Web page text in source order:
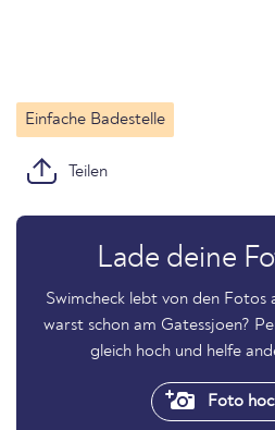
Einfache Badestelle
Teilen
Lade deine
Swimcheck lebt von den Fotos
warst schon am Gatessjoen?
gleich hoch und helfe
Foto